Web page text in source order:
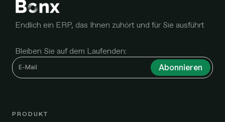
Endlich ein ERP, das Ihnen zuhört und für Sie ausführt
Bleiben Sie auf dem Laufenden:
PRODUKT